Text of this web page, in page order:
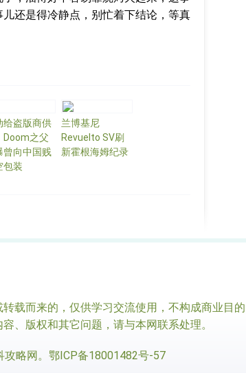
还是得冷静点，别忙着下结论，等真
给盗版商供
Doom之父
曾向中国贱
包装
兰博基尼
Revuelto SV刷
新霍根海姆纪录
而来的，仅供学习交流使用，不构成商业目的
、版权和其它问题，请与本网联系处理。
攻略网。 鄂ICP备18001482号-57